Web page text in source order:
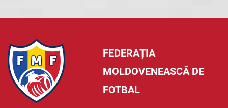
FEDERAȚIA
MOLDOVENEASCĂ DE
FOTBAL